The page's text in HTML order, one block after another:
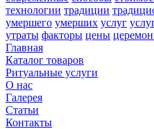
технологии традиции
умершего умерших услуг
утраты факторы цены
Главная
Каталог товаров
Ритуальные услуги
О нас
Галерея
Статьи
Контакты